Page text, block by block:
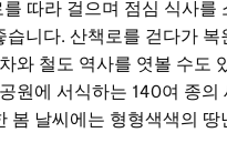
따라 걸으며 점심 식사를
니다. 산책로를 걷다가
와 철도 역사를 엿볼 수도
원에 서식하는 140여 종
봄 날씨에는 형형색색의